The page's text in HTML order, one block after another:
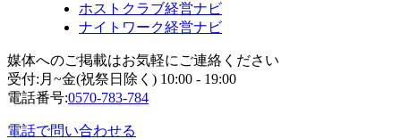
ホストクラブ経営ナビ
ナイトワーク経営ナビ
媒体へのご掲載はお気軽にご連絡ください
受付:月~金(祝祭日除く) 10:00 - 19:00
電話番号:0570-783-784
電話で問い合わせる